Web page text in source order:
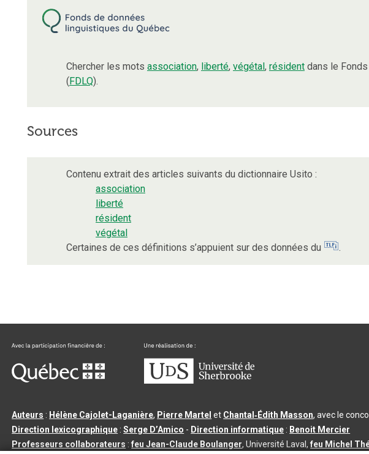
Chercher les mots association, liberté, végétal, résident dans le
(FDLQ).
Sources
Contenu extrait des articles suivants du dictionnaire Usito :
association
liberté
résident
végétal
Certaines de ces définitions s’appuient sur des données du
.
Auteurs : Hélène Cajolet-Laganière, Pierre Martel et Chantal‑Édith Masson, avec le
Direction lexicographique :Serge D’Amico - Direction informatique : Benoit Mercier
Professeurs collaborateurs :feu Jean-Claude Boulanger, Université Laval,feu Michel